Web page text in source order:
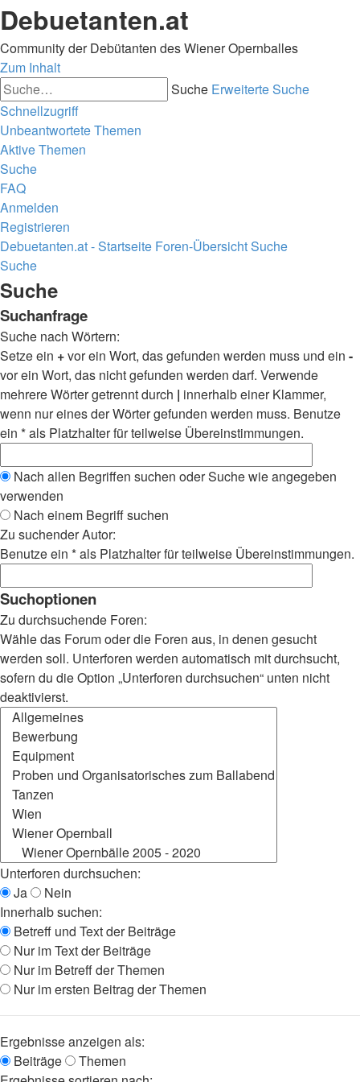
Debuetanten.at
Community der Debütanten des Wiener Opernballes
Zum Inhalt
Suche Erweiterte Suche
Schnellzugriff
Unbeantwortete Themen
Aktive Themen
Suche
FAQ
Anmelden
Registrieren
Debuetanten.at - Startseite Foren-ÜbersichtSuche
Suche
Suche
Suchanfrage
Suche nach Wörtern:
Setze ein +vor ein Wort, das gefunden werden muss und ein -
vor ein Wort, das nicht gefunden werden darf. Verwende
mehrere Wörter getrennt durch | innerhalb einer Klammer,
wenn nur eines der Wörter gefunden werden muss. Benutze
ein * als Platzhalter für teilweise Übereinstimmungen.
Nach allen Begriffen suchen oder Suche wie angegeben
verwenden
Nach einem Begriff suchen
Zu suchender Autor:
Benutze ein * als Platzhalter für teilweise Übereinstimmungen.
Suchoptionen
Zu durchsuchende Foren:
Wähle das Forum oder die Foren aus, in denen gesucht
werden soll. Unterforen werden automatisch mit durchsucht,
sofern du die Option „Unterforen durchsuchen“ unten nicht
deaktivierst.
Unterforen durchsuchen:
Ja
Nein
Innerhalb suchen:
Betreff und Text der Beiträge
Nur im Text der Beiträge
Nur im Betreff der Themen
Nur im ersten Beitrag der Themen
Ergebnisse anzeigen als:
Beiträge
Themen